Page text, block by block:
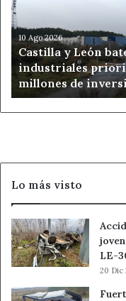
su
récord
de
proyectos
industriales
prioritarios
con
más
inversión
10 Ago 2026
Castilla y León
industriales
millones de
Lo más visto
LE-
20 Dic